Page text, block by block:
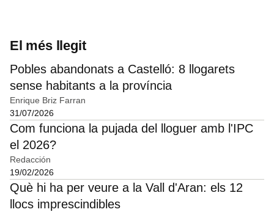
El més llegit
Pobles abandonats a Castelló: 8 llogarets
sense habitants a la província
Enrique Briz Farran
31/07/2026
Com funciona la pujada del lloguer amb l'IPC
el 2026?
Redacción
19/02/2026
Què hi ha per veure a la Vall d'Aran: els 12
llocs imprescindibles